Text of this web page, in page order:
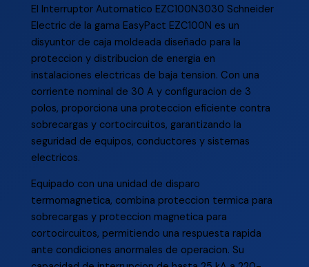
El Interruptor Automatico EZC100N3030 Schneider
Electric de la gama EasyPact EZC100N es un
disyuntor de caja moldeada diseñado para la
proteccion y distribucion de energia en
instalaciones electricas de baja tension. Con una
corriente nominal de 30 A y configuracion de 3
polos, proporciona una proteccion eficiente contra
sobrecargas y cortocircuitos, garantizando la
seguridad de equipos, conductores y sistemas
electricos.
Equipado con una unidad de disparo
termomagnetica, combina proteccion termica para
sobrecargas y proteccion magnetica para
cortocircuitos, permitiendo una respuesta rapida
ante condiciones anormales de operacion. Su